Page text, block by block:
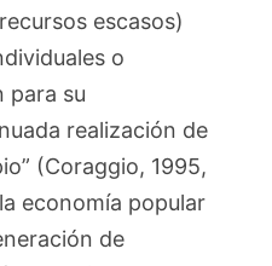
escasos)
o
para su
realización de
(Coraggio, 1995,
economía popular
de